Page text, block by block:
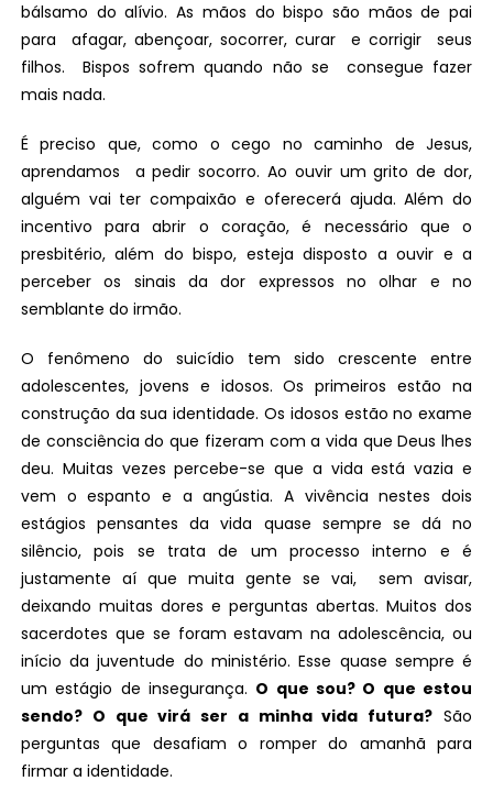
bálsamo do alívio. As mãos do bispo são mãos de pai
para afagar, abençoar, socorrer, curar e corrigir seus
filhos. Bispos sofrem quando não se consegue fazer
mais nada.
É preciso que, como o cego no caminho de Jesus,
aprendamos a pedir socorro. Ao ouvir um grito de dor,
alguém vai ter compaixão e oferecerá ajuda. Além do
incentivo para abrir o coração, é necessário que o
presbitério, além do bispo, esteja disposto a ouvir e a
perceber os sinais da dor expressos no olhar e no
semblante do irmão.
O fenômeno do suicídio tem sido crescente entre
adolescentes, jovens e idosos. Os primeiros estão na
construção da sua identidade. Os idosos estão no exame
de consciência do que fizeram com a vida que Deus lhes
deu. Muitas vezes percebe-se que a vida está vazia e
vem o espanto e a angústia. A vivência nestes dois
estágios pensantes da vida quase sempre se dá no
silêncio, pois se trata de um processo interno e é
justamente aí que muita gente se vai, sem avisar,
deixando muitas dores e perguntas abertas. Muitos dos
sacerdotes que se foram estavam na adolescência, ou
início da juventude do ministério. Esse quase sempre é
um estágio de insegurança. O que sou? O que estou
sendo? O que virá ser a minha vida futura? São
perguntas que desafiam o romper do amanhã para
firmar a identidade.